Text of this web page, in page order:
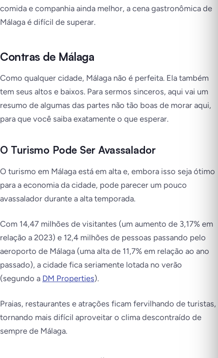
comida e companhia ainda melhor, a cena gastronômica de
Málaga é difícil de superar.
Contras de Málaga
Como qualquer cidade, Málaga não é perfeita. Ela também
tem seus altos e baixos. Para sermos sinceros, aqui vai um
resumo de algumas das partes não tão boas de morar aqui,
para que você saiba exatamente o que esperar.
O Turismo Pode Ser Avassalador
O turismo em Málaga está em alta e, embora isso seja ótimo
para a economia da cidade, pode parecer um pouco
avassalador durante a alta temporada.
Com 14,47 milhões de visitantes (um aumento de 3,17% em
relação a 2023) e 12,4 milhões de pessoas passando pelo
aeroporto de Málaga (uma alta de 11,7% em relação ao ano
passado), a cidade fica seriamente lotada no verão
(segundo a DM Properties).
Praias, restaurantes e atrações ficam fervilhando de turistas,
tornando mais difícil aproveitar o clima descontraído de
sempre de Málaga.